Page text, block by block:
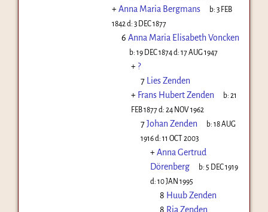
+Anna Maria Bergmans b:3 FEB
1842 d: 3 DEC 1877
6 Anna Maria Elisabeth Voncken
b:19 DEC 1874d:17 AUG 1947
+ ?
7 Lies Zenden
+ Frans Hubert Zenden b:21
FEB 1877d: 24 NOV 1962
7Johan Zenden b:18 AUG
1916d: 11 OCT 2003
+Anna Gertrud
Dörenberg
b: 5 DEC 1919
d: 10 JAN 1995
8 Huub Zenden
8 Ria Zenden